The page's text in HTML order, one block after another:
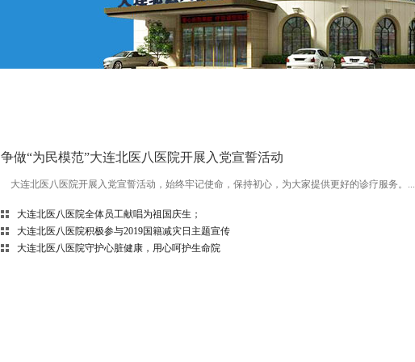
争做“为民模范”大连北医八医院开展入党宣誓活动
大连北医八医院开展入党宣誓活动，始终牢记使命，保持初心，为大家提供更好的诊疗服务。...
大连北医八医院全体员工献唱为祖国庆生；
大连北医八医院积极参与2019国籍减灾日主题宣传
大连北医八医院守护心脏健康，用心呵护生命院